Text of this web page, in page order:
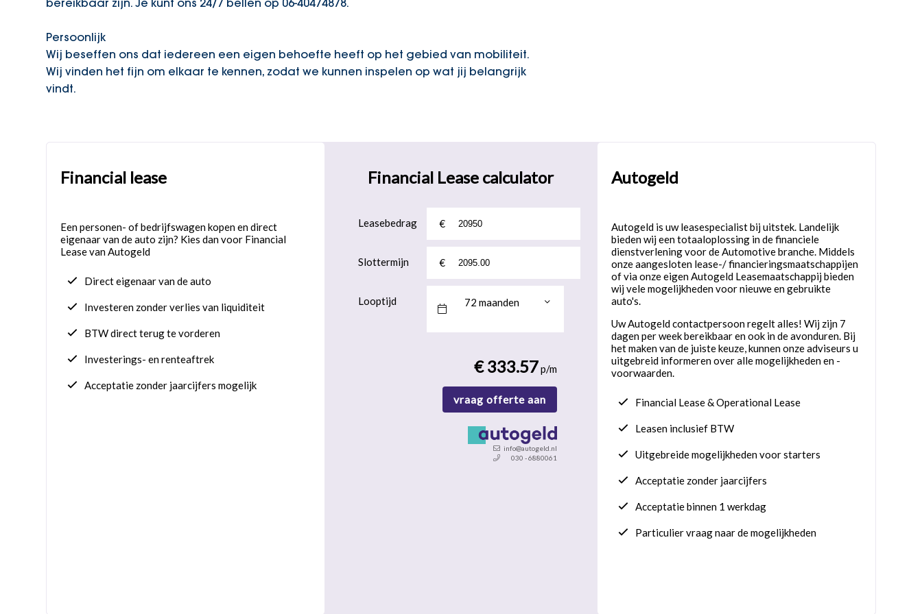
bereikbaar zijn. Je kunt ons 24/7 bellen op 06-40474878.
Persoonlijk
Wij beseffen ons dat iedereen een eigen behoefte heeft op het gebied van mobiliteit.
Wij vinden het fijn om elkaar te kennen, zodat we kunnen inspelen op wat jij belangrijk
vindt.